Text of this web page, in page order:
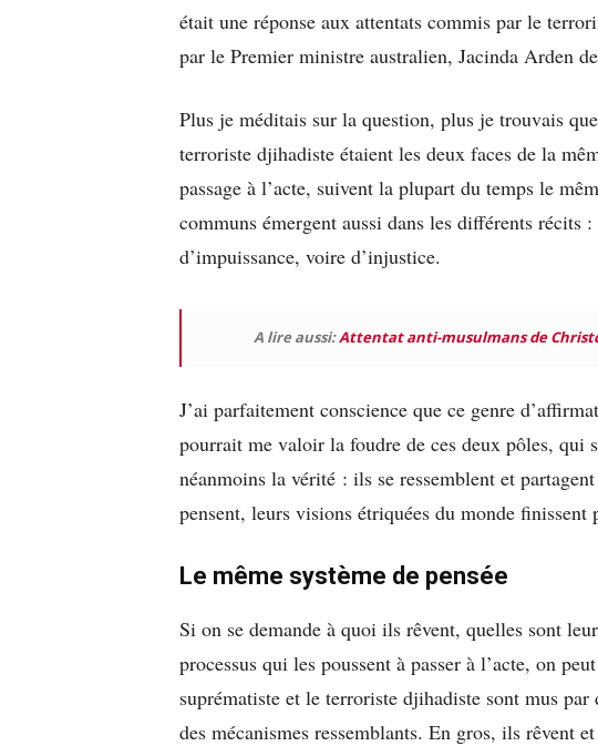
était une réponse aux attentats commis par le
par le Premier ministre australien, Jacinda Arden de
Plus je méditais sur la question, plus je trouvais
terroriste djihadiste étaient les deux faces de la
passage à l’acte, suivent la plupart du temps le
communs émergent aussi dans les différents récits
d’impuissance, voire d’injustice.
A lire aussi:Attentat anti-musulmans de
J’ai parfaitement conscience que ce genre
pourrait me valoir la foudre de ces deux pôles, qui
néanmoins la vérité : ils se ressemblent et
pensent, leurs visions étriquées du monde finissent
Le même système de pensée
Si on se demande à quoi ils rêvent, quelles sont
processus qui les poussent à passer à l’acte, on
suprématiste et le terroriste djihadiste sont mus
des mécanismes ressemblants. En gros, ils rêvent